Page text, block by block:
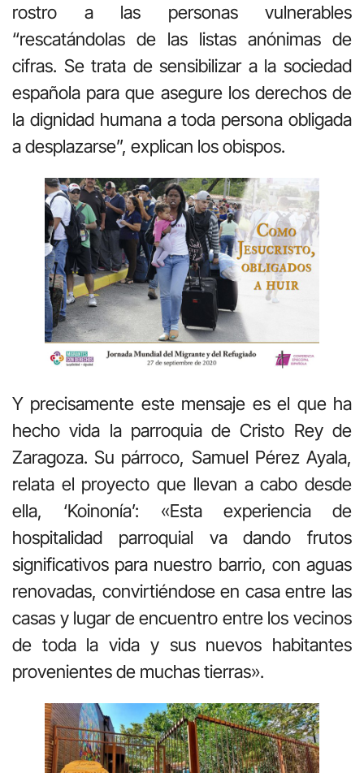
rostro a las personas vulnerables
“rescatándolas de las listas anónimas de
cifras. Se trata de sensibilizar a la sociedad
española para que asegure los derechos de
la dignidad humana a toda persona obligada
a desplazarse”, explican los obispos.
Y precisamente este mensaje es el que ha
hecho vida la parroquia de Cristo Rey de
Zaragoza. Su párroco, Samuel Pérez Ayala,
relata el proyecto que llevan a cabo desde
ella, ‘Koinonía’: «Esta experiencia de
hospitalidad parroquial va dando frutos
significativos para nuestro barrio, con aguas
renovadas, convirtiéndose en casa entre las
casas y lugar de encuentro entre los vecinos
de toda la vida y sus nuevos habitantes
provenientes de muchas tierras».